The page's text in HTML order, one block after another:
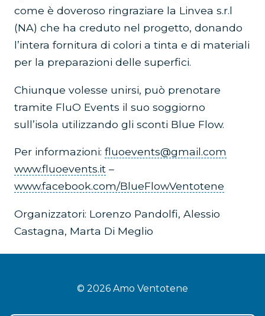
come è doveroso ringraziare la Linvea s.r.l
(NA) che ha creduto nel progetto, donando
l’intera fornitura di colori a tinta e di materiali
per la preparazioni delle superfici.
Chiunque volesse unirsi, può prenotare
tramite FluO Events il suo soggiorno
sull’isola utilizzando gli sconti Blue Flow.
Per informazioni: fluoevents@gmail.com
www.fluoevents.it –
www.facebook.com/BlueFlowVentotene
Organizzatori: Lorenzo Pandolfi, Alessio
Castagna, Marta Di Meglio
© 2026 Amo Ventotene